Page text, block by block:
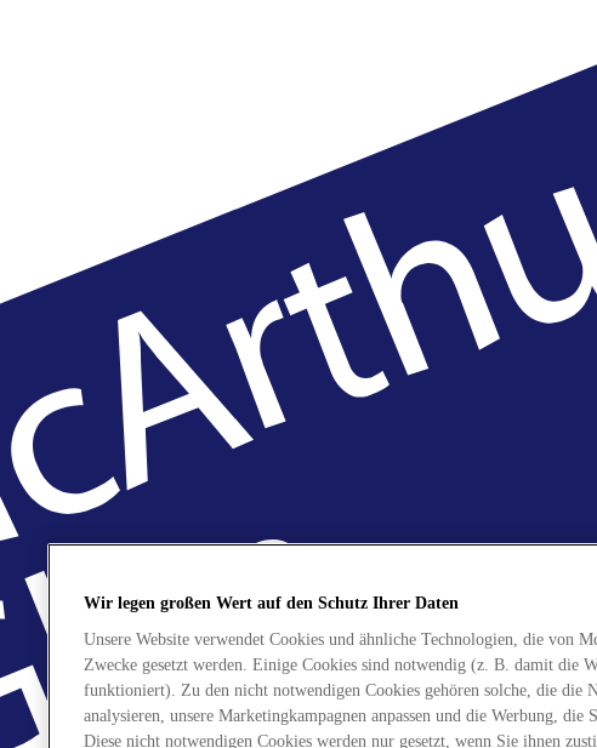
Wir legen großen Wert auf den Schutz Ihrer Daten
Unsere Website verwendet Cookies und ähnliche Technologien, die von
Zwecke gesetzt werden. Einige Cookies sind notwendig (z. B. damit die
funktioniert). Zu den nicht notwendigen Cookies gehören solche, die die
analysieren, unsere Marketingkampagnen anpassen und die Werbung, die
Diese nicht notwendigen Cookies werden nur gesetzt, wenn Sie ihnen